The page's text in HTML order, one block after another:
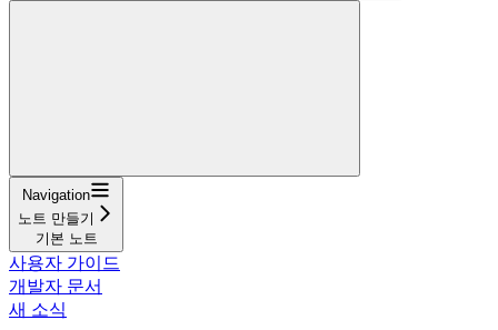
Navigation
노트 만들기
기본 노트
사용자 가이드
개발자 문서
새 소식